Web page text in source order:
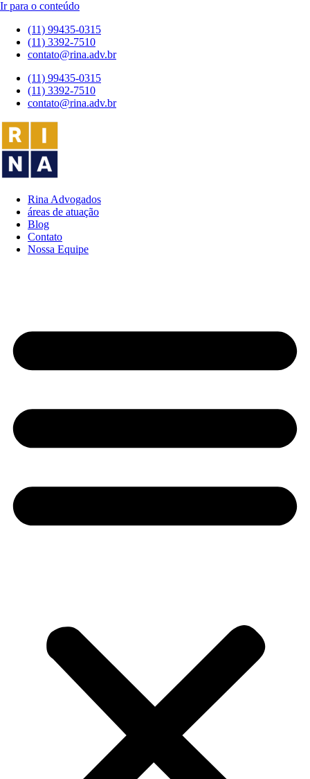
Ir para o conteúdo
(11) 99435-0315
(11) 3392-7510
contato@rina.adv.br
(11) 99435-0315
(11) 3392-7510
contato@rina.adv.br
Rina Advogados
áreas de atuação
Blog
Contato
Nossa Equipe